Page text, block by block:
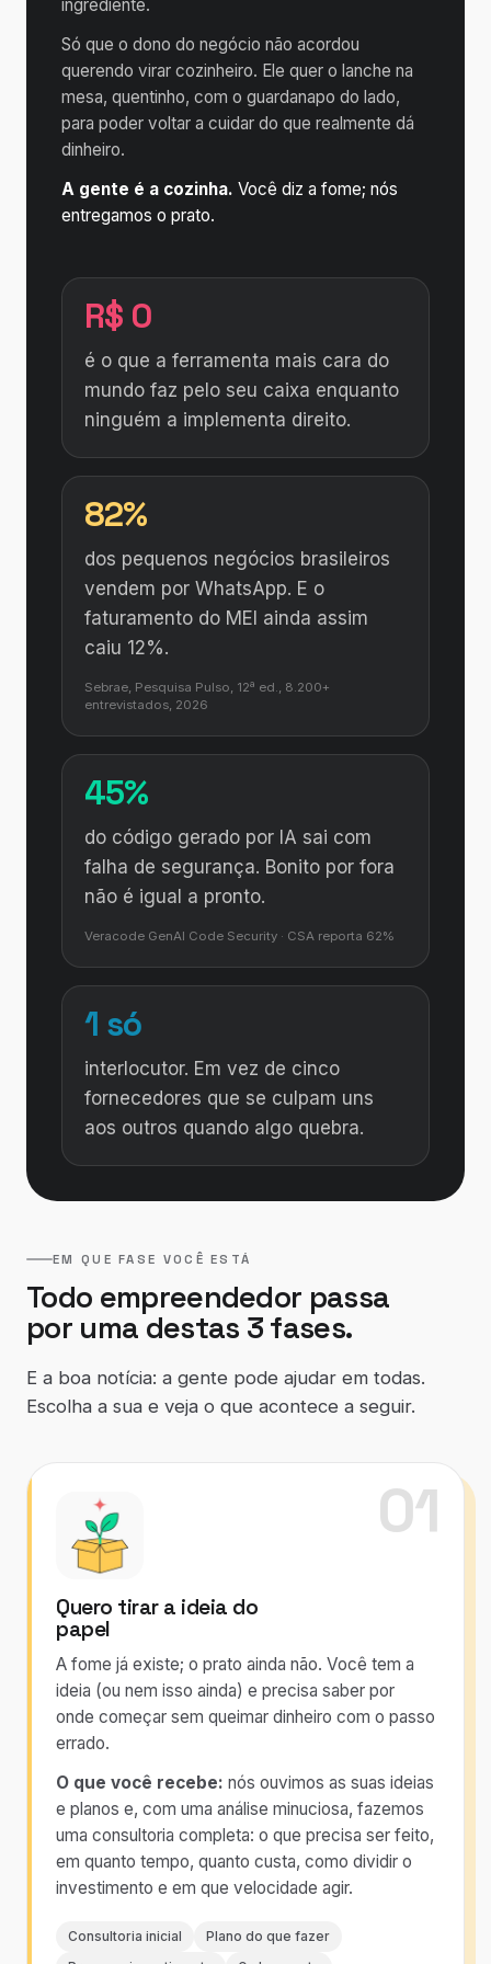
ingrediente.
Só que o dono do negócio não acordou
querendo virar cozinheiro. Ele quer o lanche na
mesa, quentinho, com o guardanapo do lado,
para poder voltar a cuidar do que realmente dá
dinheiro.
A gente é a cozinha. Você diz a fome; nós
entregamos o prato.
R$ 0
é o que a ferramenta mais cara do
mundo faz pelo seu caixa enquanto
ninguém a implementa direito.
82%
dos pequenos negócios brasileiros
vendem por WhatsApp. E o
faturamento do MEI ainda assim
caiu 12%.
Sebrae, Pesquisa Pulso, 12ª ed., 8.200+
entrevistados, 2026
45%
do código gerado por IA sai com
falha de segurança. Bonito por fora
não é igual a pronto.
Veracode GenAI Code Security · CSA reporta 62%
1 só
interlocutor. Em vez de cinco
fornecedores que se culpam uns
aos outros quando algo quebra.
EM QUE FASE VOCÊ ESTÁ
Todo empreendedor passa
por uma destas 3 fases.
E a boa notícia: a gente pode ajudar em todas.
Escolha a sua e veja o que acontece a seguir.
01
Quero tirar a ideia do
papel
A fome já existe; o prato ainda não. Você tem a
ideia (ou nem isso ainda) e precisa saber por
onde começar sem queimar dinheiro com o passo
errado.
O que você recebe: nós ouvimos as suas ideias
e planos e, com uma análise minuciosa, fazemos
uma consultoria completa: o que precisa ser feito,
em quanto tempo, quanto custa, como dividir o
investimento e em que velocidade agir.
Consultoria inicial
Plano do que fazer